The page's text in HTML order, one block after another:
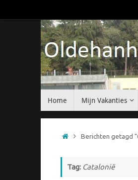
naar
naarHome Mijn Vakanties
HomeBerichten getagd
Tag: Catalonië